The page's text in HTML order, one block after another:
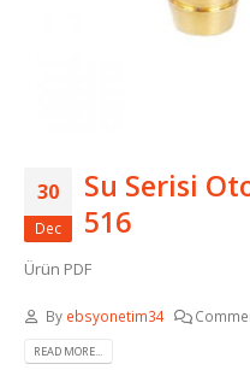
30
Dec
Su Serisi
516
Ürün PDF
By ebsyonetim34
READ MORE...